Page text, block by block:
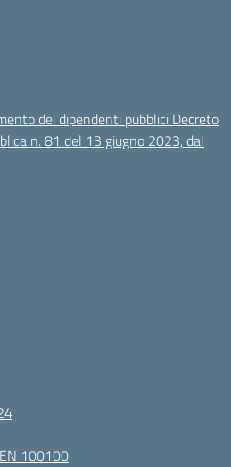
dei dipendenti pubblici Decreto
n. 81 del 13 giugno 2023, dal
100100